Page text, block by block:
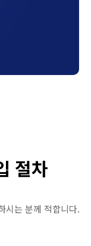
절차
시는 분께 적합니다.